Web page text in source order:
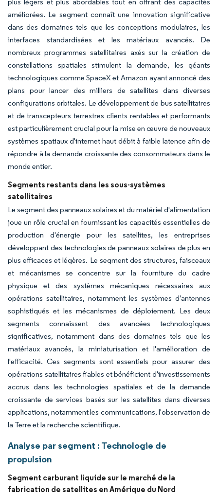
plus légers et plus abordables tout en offrant des capacités
améliorées. Le segment connaît une innovation significative
dans des domaines tels que les conceptions modulaires, les
interfaces standardisées et les matériaux avancés. De
nombreux programmes satellitaires axés sur la création de
constellations spatiales stimulent la demande, les géants
technologiques comme SpaceX et Amazon ayant annoncé des
plans pour lancer des milliers de satellites dans diverses
configurations orbitales. Le développement de bus satellitaires
et de transcepteurs terrestres clients rentables et performants
est particulièrement crucial pour la mise en œuvre de nouveaux
systèmes spatiaux d'internet haut débit à faible latence afin de
répondre à la demande croissante des consommateurs dans le
monde entier.
Segments restants dans les sous-systèmes
satellitaires
Le segment des panneaux solaires et du matériel d'alimentation
joue un rôle crucial en fournissant les capacités essentielles de
production d'énergie pour les satellites, les entreprises
développant des technologies de panneaux solaires de plus en
plus efficaces et légères. Le segment des structures, faisceaux
et mécanismes se concentre sur la fourniture du cadre
physique et des systèmes mécaniques nécessaires aux
opérations satellitaires, notamment les systèmes d'antennes
sophistiqués et les mécanismes de déploiement. Les deux
segments connaissent des avancées technologiques
significatives, notamment dans des domaines tels que les
matériaux avancés, la miniaturisation et l'amélioration de
l'efficacité. Ces segments sont essentiels pour assurer des
opérations satellitaires fiables et bénéficient d'investissements
accrus dans les technologies spatiales et de la demande
croissante de services basés sur les satellites dans diverses
applications, notamment les communications, l'observation de
la Terre et la recherche scientifique.
Analyse par segment : Technologie de
propulsion
Segment carburant liquide sur le marché de la
fabrication de satellites en Amérique du Nord